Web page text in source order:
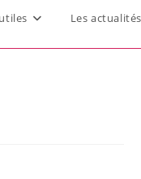
Les actualités